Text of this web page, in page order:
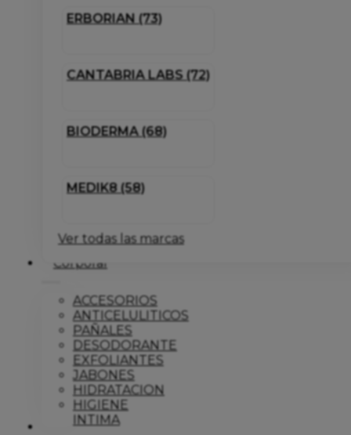
ERBORIAN (73)
CANTABRIA LABS (72)
BIODERMA (68)
MEDIK8 (58)
Ver todas las marcas
Corporal
ACCESORIOS
ANTICELULITICOS
PAÑALES
DESODORANTE
EXFOLIANTES
JABONES
HIDRATACION
HIGIENE
INTIMA
Dermo